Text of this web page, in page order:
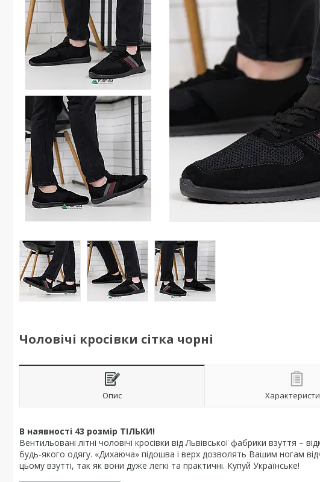
Чоловічі кросівки сітка чорні
Опис
В наявності 43 розмір ТІЛЬКИ!
Вентильовані літні чоловічі кросівки від Львівської фабрики взуття –
будь-якого одягу. «Дихаюча» підошва і верх дозволять Вашим ногам
цьому взутті, так як вони дуже легкі та практичні. Купуй Українське!